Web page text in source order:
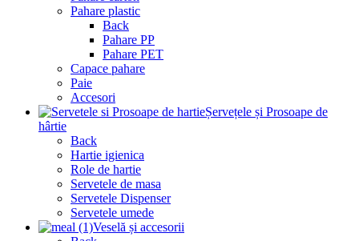
Pahare plastic
Back
Pahare PP
Pahare PET
Capace pahare
Paie
Accesori
Șervețele și Prosoape de
hârtie
Back
Hartie igienica
Role de hartie
Servetele de masa
Servetele Dispenser
Servetele umede
Veselă și accesorii